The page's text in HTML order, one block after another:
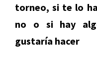
torneo, si te lo
no o si hay
gustaría hacer